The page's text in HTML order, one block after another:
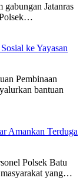
Jatanras
ke Yayasan
Pembinaan
bantuan
Amankan Terduga
Polsek Batu
yang…